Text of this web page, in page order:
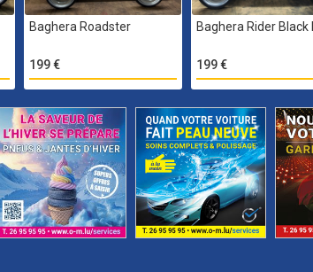
Baghera Roadster
199 €
Baghera Rider Black
199 €